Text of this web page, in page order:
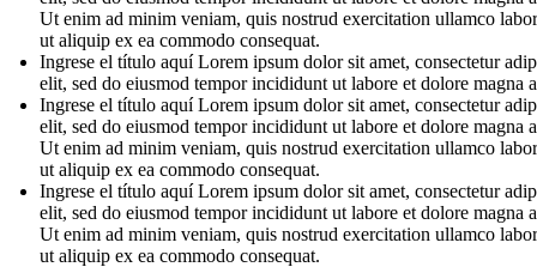
Ut enim ad minim veniam, quis nostrud exercitation ullamco
ut aliquip ex ea commodo consequat.
Ingrese el título aquí Lorem ipsum dolor sit amet, consectetur
elit, sed do eiusmod tempor incididunt ut labore et dolore magna
Ingrese el título aquí Lorem ipsum dolor sit amet, consectetur
elit, sed do eiusmod tempor incididunt ut labore et dolore magna
Ut enim ad minim veniam, quis nostrud exercitation ullamco
ut aliquip ex ea commodo consequat.
Ingrese el título aquí Lorem ipsum dolor sit amet, consectetur
elit, sed do eiusmod tempor incididunt ut labore et dolore magna
Ut enim ad minim veniam, quis nostrud exercitation ullamco
ut aliquip ex ea commodo consequat.